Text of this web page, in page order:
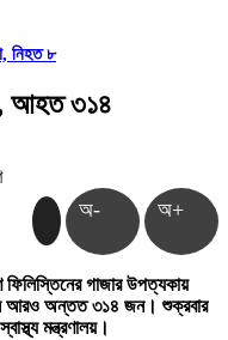
নিহত ৮
আহত ৩১৪
অ- অ+
ফিলিস্তিনের গাজার উপত্যকায়
আরও অন্তত ৩১৪ জন। শুক্রবার
মন্ত্রণালয়।